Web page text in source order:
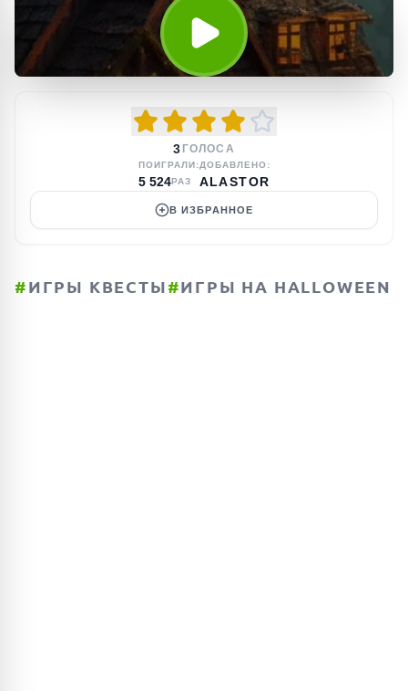
3 ГОЛОСА
ПОИГРАЛИ:
5 524РАЗ
ДОБАВЛЕНО:
ALASTOR
В ИЗБРАННОЕ
#ИГРЫ КВЕСТЫ#ИГРЫ НА HALLOWEEN